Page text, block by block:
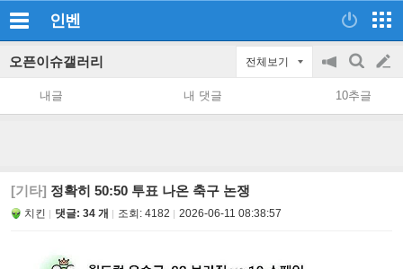
인벤
오픈이슈갤러리 전체보기
공
지
on/off
검
색
글
쓰
내글 내 댓글 10추글
[기타] 정확히 50:50 투표 나온 축구 논쟁
치킨 댓글: 34 개 조회: 4182 2026-06-11 08:38:57